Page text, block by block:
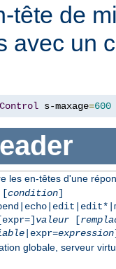
tête de
avec un
Control s-maxage=600
les en-têtes d'une
[condition]
valeur[
|expr=expression
globale, serveur